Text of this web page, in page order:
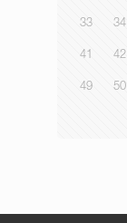
33 34
41 42
49 50